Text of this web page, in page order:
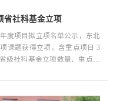
主
页
省社科基金立项
项目拟立项名单公示，东北
课题获得立项，含重点项目 3
级社科基金立项数量、重点项
重点项目全部入选吉林省社
省冰雪经济发展、文旅消费升